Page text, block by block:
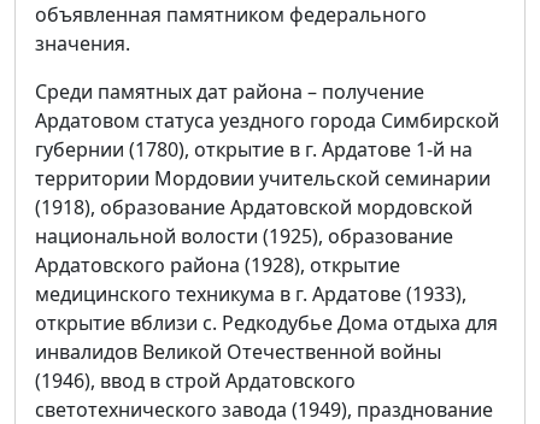
объявленная памятником федерального
значения.
Среди памятных дат района – получение
Ардатовом статуса уездного города Симбирской
губернии (1780), открытие в г. Ардатове 1-й на
территории Мордовии учительской семинарии
(1918), образование Ардатовской мордовской
национальной волости (1925), образование
Ардатовского района (1928), открытие
медицинского техникума в г. Ардатове (1933),
открытие вблизи с. Редкодубье Дома отдыха для
инвалидов Великой Отечественной войны
(1946), ввод в строй Ардатовского
светотехнического завода (1949), празднование